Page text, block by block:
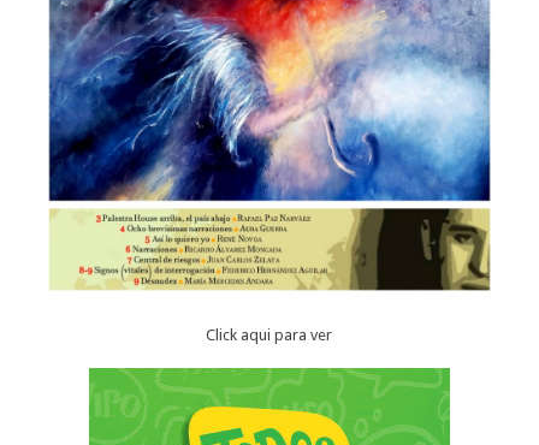
Click aqui para ver